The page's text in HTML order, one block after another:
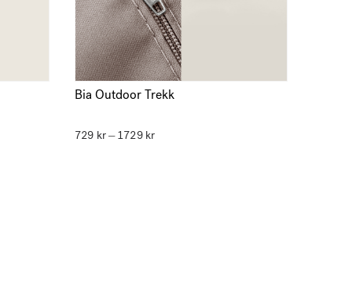
Bia Outdoor Trekk
729 kr– 1729 krPrisområde: